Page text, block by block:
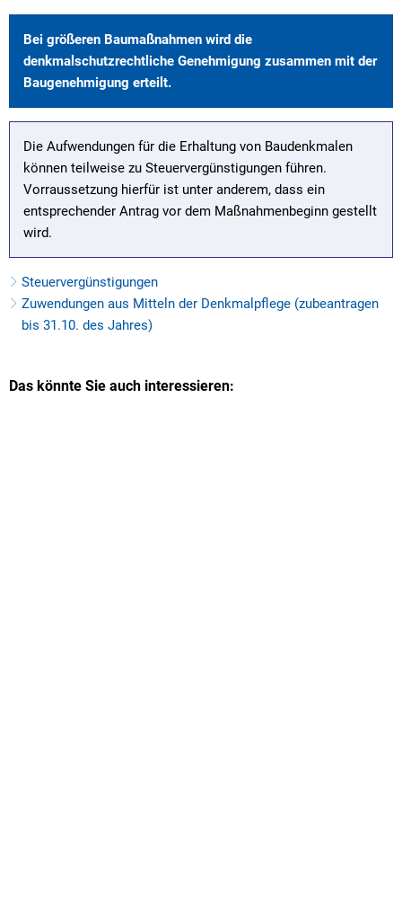
Bei größeren Baumaßnahmen wird die
denkmalschutzrechtliche Genehmigung zusammen mit der
Baugenehmigung erteilt.
Die Aufwendungen für die Erhaltung von Baudenkmalen
können teilweise zu Steuervergünstigungen führen.
Vorraussetzung hierfür ist unter anderem, dass ein
entsprechender Antrag vor dem Maßnahmenbeginn gestellt
wird.
Steuervergünstigungen
Zuwendungen aus Mitteln der Denkmalpflege (zubeantragen
bis 31.10. des Jahres)
Das könnte Sie auch interessieren: